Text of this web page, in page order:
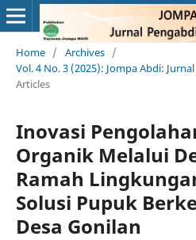
Home / Archives /
Vol. 4 No. 3 (2025): Jompa Abdi:
Articles
Inovasi
Organik Melalui
Ramah
Solusi Pupuk
Desa Gonilan